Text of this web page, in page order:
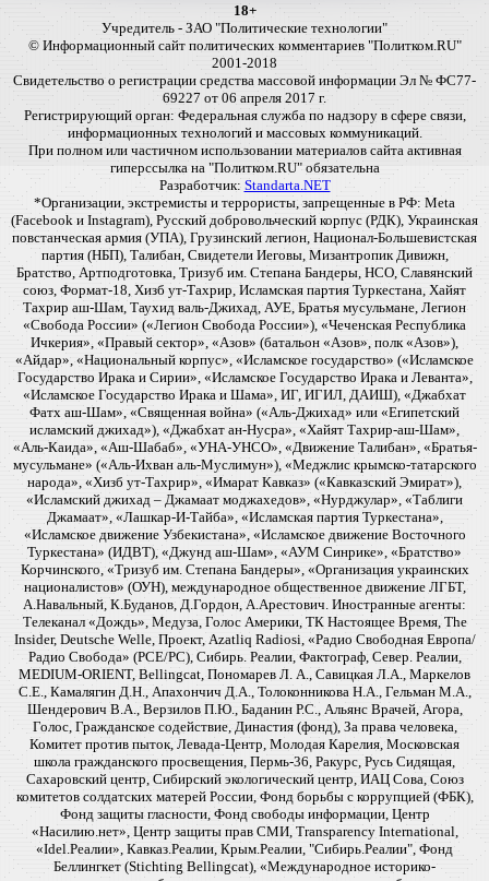
18+
Учредитель - ЗАО "Политические технологии"
© Информационный сайт политических комментариев "Политком.RU"
2001-2018
Свидетельство о регистрации средства массовой информации Эл № ФС77-
69227 от 06 апреля 2017 г.
Регистрирующий орган: Федеральная служба по надзору в сфере связи,
информационных технологий и массовых коммуникаций.
При полном или частичном использовании материалов сайта активная
гиперссылка на "Политком.RU" обязательна
Разработчик: Standarta.NET
*Организации, экстремисты и террористы, запрещенные в РФ: Meta
(Facebook и Instagram), Русский добровольческий корпус (РДК), Украинская
повстанческая армия (УПА), Грузинский легион, Национал-Большевистская
партия (НБП), Талибан, Свидетели Иеговы, Мизантропик Дивижн,
Братство, Артподготовка, Тризуб им. Степана Бандеры, НСО, Славянский
союз, Формат-18, Хизб ут-Тахрир, Исламская партия Туркестана, Хайят
Тахрир аш-Шам, Таухид валь-Джихад, АУЕ, Братья мусульмане, Легион
«Свобода России» («Легион Свобода России»), «Чеченская Республика
Ичкерия», «Правый сектор», «Азов» (батальон «Азов», полк «Азов»),
«Айдар», «Национальный корпус», «Исламское государство» («Исламское
Государство Ирака и Сирии», «Исламское Государство Ирака и Леванта»,
«Исламское Государство Ирака и Шама», ИГ, ИГИЛ, ДАИШ), «Джабхат
Фатх аш-Шам», «Священная война» («Аль-Джихад» или «Египетский
исламский джихад»), «Джабхат ан-Нусра», «Хайят Тахрир-аш-Шам»,
«Аль-Каида», «Аш-Шабаб», «УНА-УНСО», «Движение Талибан», «Братья-
мусульмане» («Аль-Ихван аль-Муслимун»), «Меджлис крымско-татарского
народа», «Хизб ут-Тахрир», «Имарат Кавказ» («Кавказский Эмират»),
«Исламский джихад – Джамаат моджахедов», «Нурджулар», «Таблиги
Джамаат», «Лашкар-И-Тайба», «Исламская партия Туркестана»,
«Исламское движение Узбекистана», «Исламское движение Восточного
Туркестана» (ИДВТ), «Джунд аш-Шам», «АУМ Синрике», «Братство»
Корчинского, «Тризуб им. Степана Бандеры», «Организация украинских
националистов» (ОУН), международное общественное движение ЛГБТ,
А.Навальный, К.Буданов, Д.Гордон, А.Арестович. Иностранные агенты:
Телеканал «Дождь», Медуза, Голос Америки, ТК Настоящее Время, The
Insider, Deutsche Welle, Проект, Azatliq Radiosi, «Радио Свободная Европа/
Радио Свобода» (PCE/PC), Сибирь. Реалии, Фактограф, Север. Реалии,
MEDIUM-ORIENT, Bellingcat, Пономарев Л. А., Савицкая Л.А., Маркелов
С.Е., Камалягин Д.Н., Апахончич Д.А., Толоконникова Н.А., Гельман М.А.,
Шендерович В.А., Верзилов П.Ю., Баданин Р.С., Альянс Врачей, Агора,
Голос, Гражданское содействие, Династия (фонд), За права человека,
Комитет против пыток, Левада-Центр, Молодая Карелия, Московская
школа гражданского просвещения, Пермь-36, Ракурс, Русь Сидящая,
Сахаровский центр, Сибирский экологический центр, ИАЦ Сова, Союз
комитетов солдатских матерей России, Фонд борьбы с коррупцией (ФБК),
Фонд защиты гласности, Фонд свободы информации, Центр
«Насилию.нет», Центр защиты прав СМИ, Transparency International,
«Idel.Реалии», Кавказ.Реалии, Крым.Реалии, "Сибирь.Реалии", Фонд
Беллингкет (Stichting Bellingcat), «Международное историко-